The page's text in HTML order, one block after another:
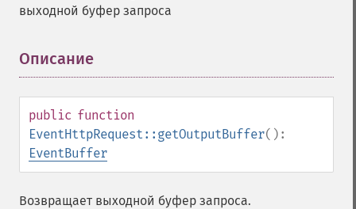
выходной буфер запроса
Описание
public function
EventHttpRequest::getOutputBuffer():
EventBuffer
Возвращает выходной буфер запроса.